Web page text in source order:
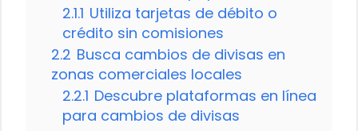
2.1.1 Utiliza tarjetas de débito o
crédito sin comisiones
2.2 Busca cambios de divisas en
zonas comerciales locales
2.2.1 Descubre plataformas en línea
para cambios de divisas